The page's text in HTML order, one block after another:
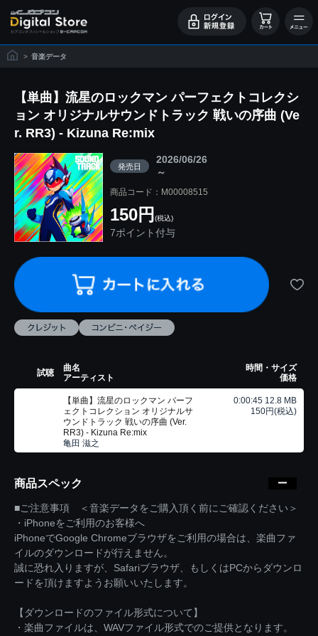
> 音楽データ
【単曲】流星のロックマン パーフェクトコレクシ
ョン オリジナルサウンドトラック 戦いの序曲 (Ve
r. RR3) - Kizuna Re:mix
発売日
2026/06/26
～
商品コード：M00008515
150円 (税込)
7ポイント付与
試聴
曲名
アーティスト
時間・サイズ
価格
【単曲】流星のロックマン パーフ
ェクトコレクション オリジナルサ
ウンドトラック 戦いの序曲 (Ver.
RR3) - Kizuna Re:mix
亀田 滋之
0:00:45 12.8 MB
150円(税込)
商品スペック
■ご注意事項 ＜音楽データをご購入頂く前にご確認ください＞
・iPhoneをご利用のお客様へ
iPhoneでGoogle Chromeブラウザをご利用の場合は、楽曲ファ
イルのダウンロードが行えません。
誠に恐れ入りますが、Safariブラウザ、もしくはPCからダウンロ
ードを頂けますようお願いいたします。
【ダウンロードのファイル形式について】
・楽曲ファイルは、WAVファイル形式でのご提供となります。